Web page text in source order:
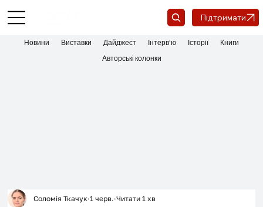
Підтримати
Соломія Ткачук 1 черв. Читати 1 хв
Новини Виставки Дайджест Інтерв'ю Історії
Книги
Авторські колонки